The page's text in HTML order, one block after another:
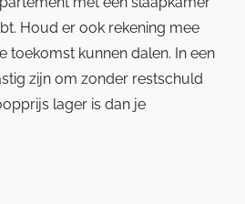
Houd er ook rekening mee
toekomst kunnen dalen. In een
zijn om zonder restschuld
lager is dan je